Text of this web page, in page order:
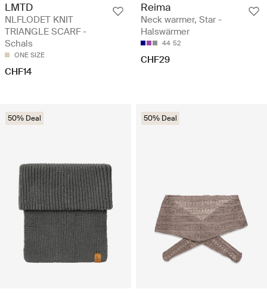
LMTD
NLFLODET KNIT
TRIANGLE SCARF -
Schals
ONE SIZE
CHF14
Reima
Neck warmer, Star -
Halswärmer
44 52
CHF29
50% Deal 50% Deal